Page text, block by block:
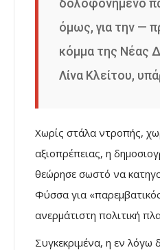
δολοφονημένο
όμως, για την —
κόμμα της Νέας
Λίνα Κλείτου,
Χωρίς στάλα ντροπής,
αξιοπρέπειας, η
θεώρησε σωστό να
Φύσσα για
ανερμάτιστη πολιτική
Συγκεκριμένα, η εν